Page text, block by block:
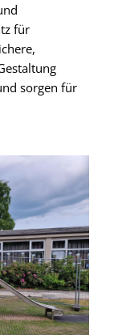
für
sorgen für